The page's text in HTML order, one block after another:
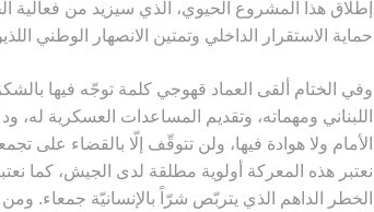
إطلاق هذا المشروع الحيوي، الذي سيزيد من فعالية
حماية الاستقرار الداخلي وتمتين الانصهار الوطني
وفي الختام ألقى العماد قهوجي كلمة توجّه فيها
اللبناني ومهماته، وتقديم المساعدات العسكرية
الأمام ولا هوادة فيها، ولن تتوقّف إلّا بالقضاء على
نعتبر هذه المعركة أولوية مطلقة لدى الجيش، كما
الخطر الداهم الذي يتربّص شرّاً بالإنسانيّة جمعاء.